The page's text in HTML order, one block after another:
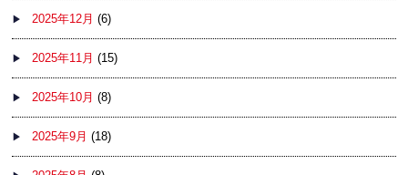
2025年12月 (6)
2025年11月 (15)
2025年10月 (8)
2025年9月 (18)